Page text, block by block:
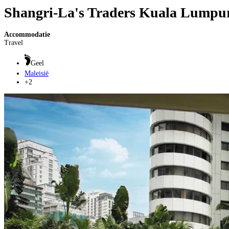
Shangri-La's Traders Kuala
Accommodatie
Travel
Geel
Maleisië
+2